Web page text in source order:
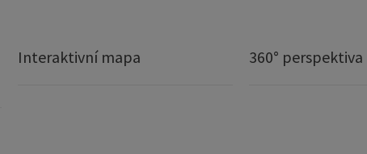
Interaktivní mapa 360° perspektiva